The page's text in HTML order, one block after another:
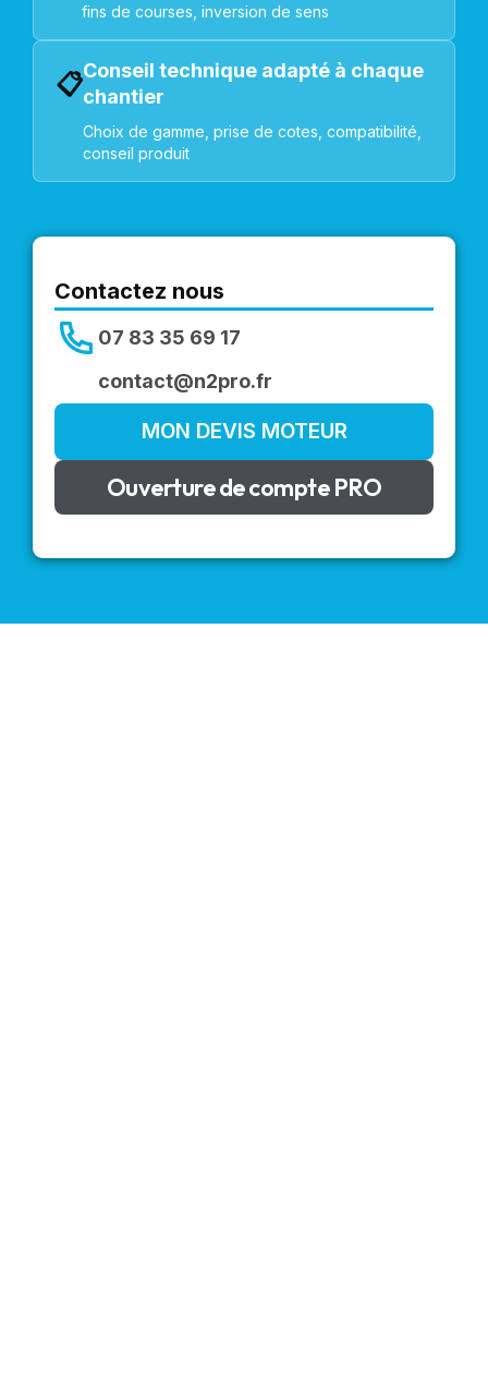
fins de courses, inversion de sens
📋Conseil technique adapté à chaque
chantier
Choix de gamme, prise de cotes, compatibilité,
conseil produit
Contactez nous
07 83 35 69 17
contact@n2pro.fr
MON DEVIS MOTEUR
Ouverture de compte PRO